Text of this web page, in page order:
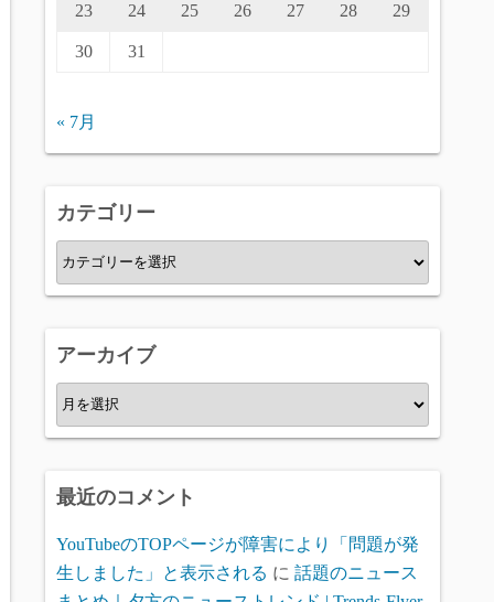
23 24 25 26 27 28 29
30 31
« 7月
カテゴリー
カ
テ
ー
アーカイブ
ア
ー
ブ
最近のコメント
YouTubeのTOPページが障害により「問題が発
生しました」と表示される に 話題のニュース